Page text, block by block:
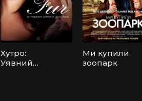
Хутро:
Уявний
Ми купили
зоопарк